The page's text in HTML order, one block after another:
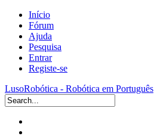
Início
Fórum
Ajuda
Pesquisa
Entrar
Registe-se
LusoRobótica - Robótica em Português